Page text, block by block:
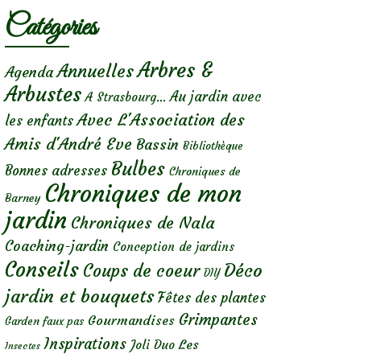
Catégories
Agenda AnnuellesArbres &
Arbustes A Strasbourg... Au jardin avec
les enfants Avec L'Association des
Amis d'André Eve Bassin Bibliothèque
Bonnes adresses Bulbes Chroniques de
Barney Chroniques de mon
jardin Chroniques de Nala
Coaching-jardin Conception de jardins
Conseils Coups de coeur DIY Déco
jardin et bouquets Fêtes des plantes
Garden faux pas Gourmandises Grimpantes
Insectes Inspirations Joli Duo Les